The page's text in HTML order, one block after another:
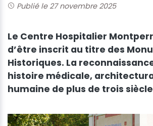
Publié le 27 novembre 2025
Le Centre Hospitalier
d’être inscrit au titre des
Historiques. La
histoire médicale,
humaine de plus de trois